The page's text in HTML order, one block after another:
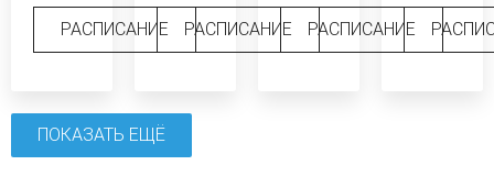
РАСПИСАНИЕ РАСПИСАНИЕ РАСПИСАНИЕ
ПОКАЗАТЬ ЕЩЁ